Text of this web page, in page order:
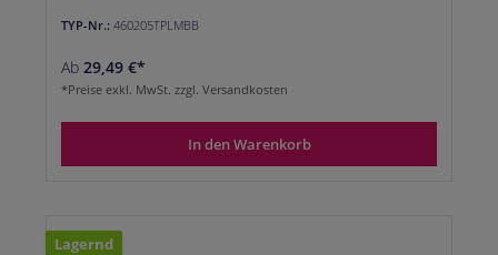
TYP-Nr.: 460205TPLMBB
Ab 29,49 €*
*Preise exkl. MwSt. zzgl. Versandkosten
In den Warenkorb
Lagernd